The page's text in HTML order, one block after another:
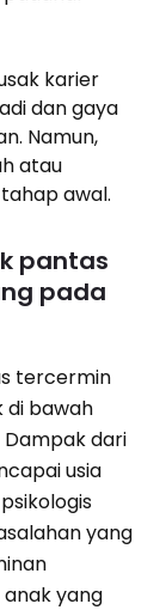
karier
dan gaya
Namun,
atau
awal.
pantas
pada
tercermin
di bawah
dari
usia
yang
yang